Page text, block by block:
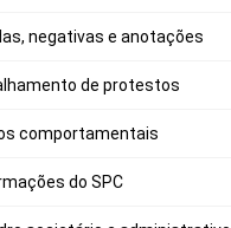
negativas e anotações
de protestos
comportamentais
do SPC